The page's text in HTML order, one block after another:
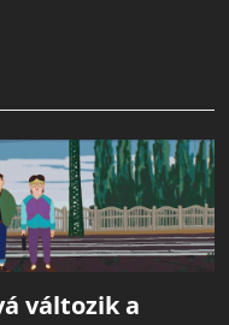
változik a